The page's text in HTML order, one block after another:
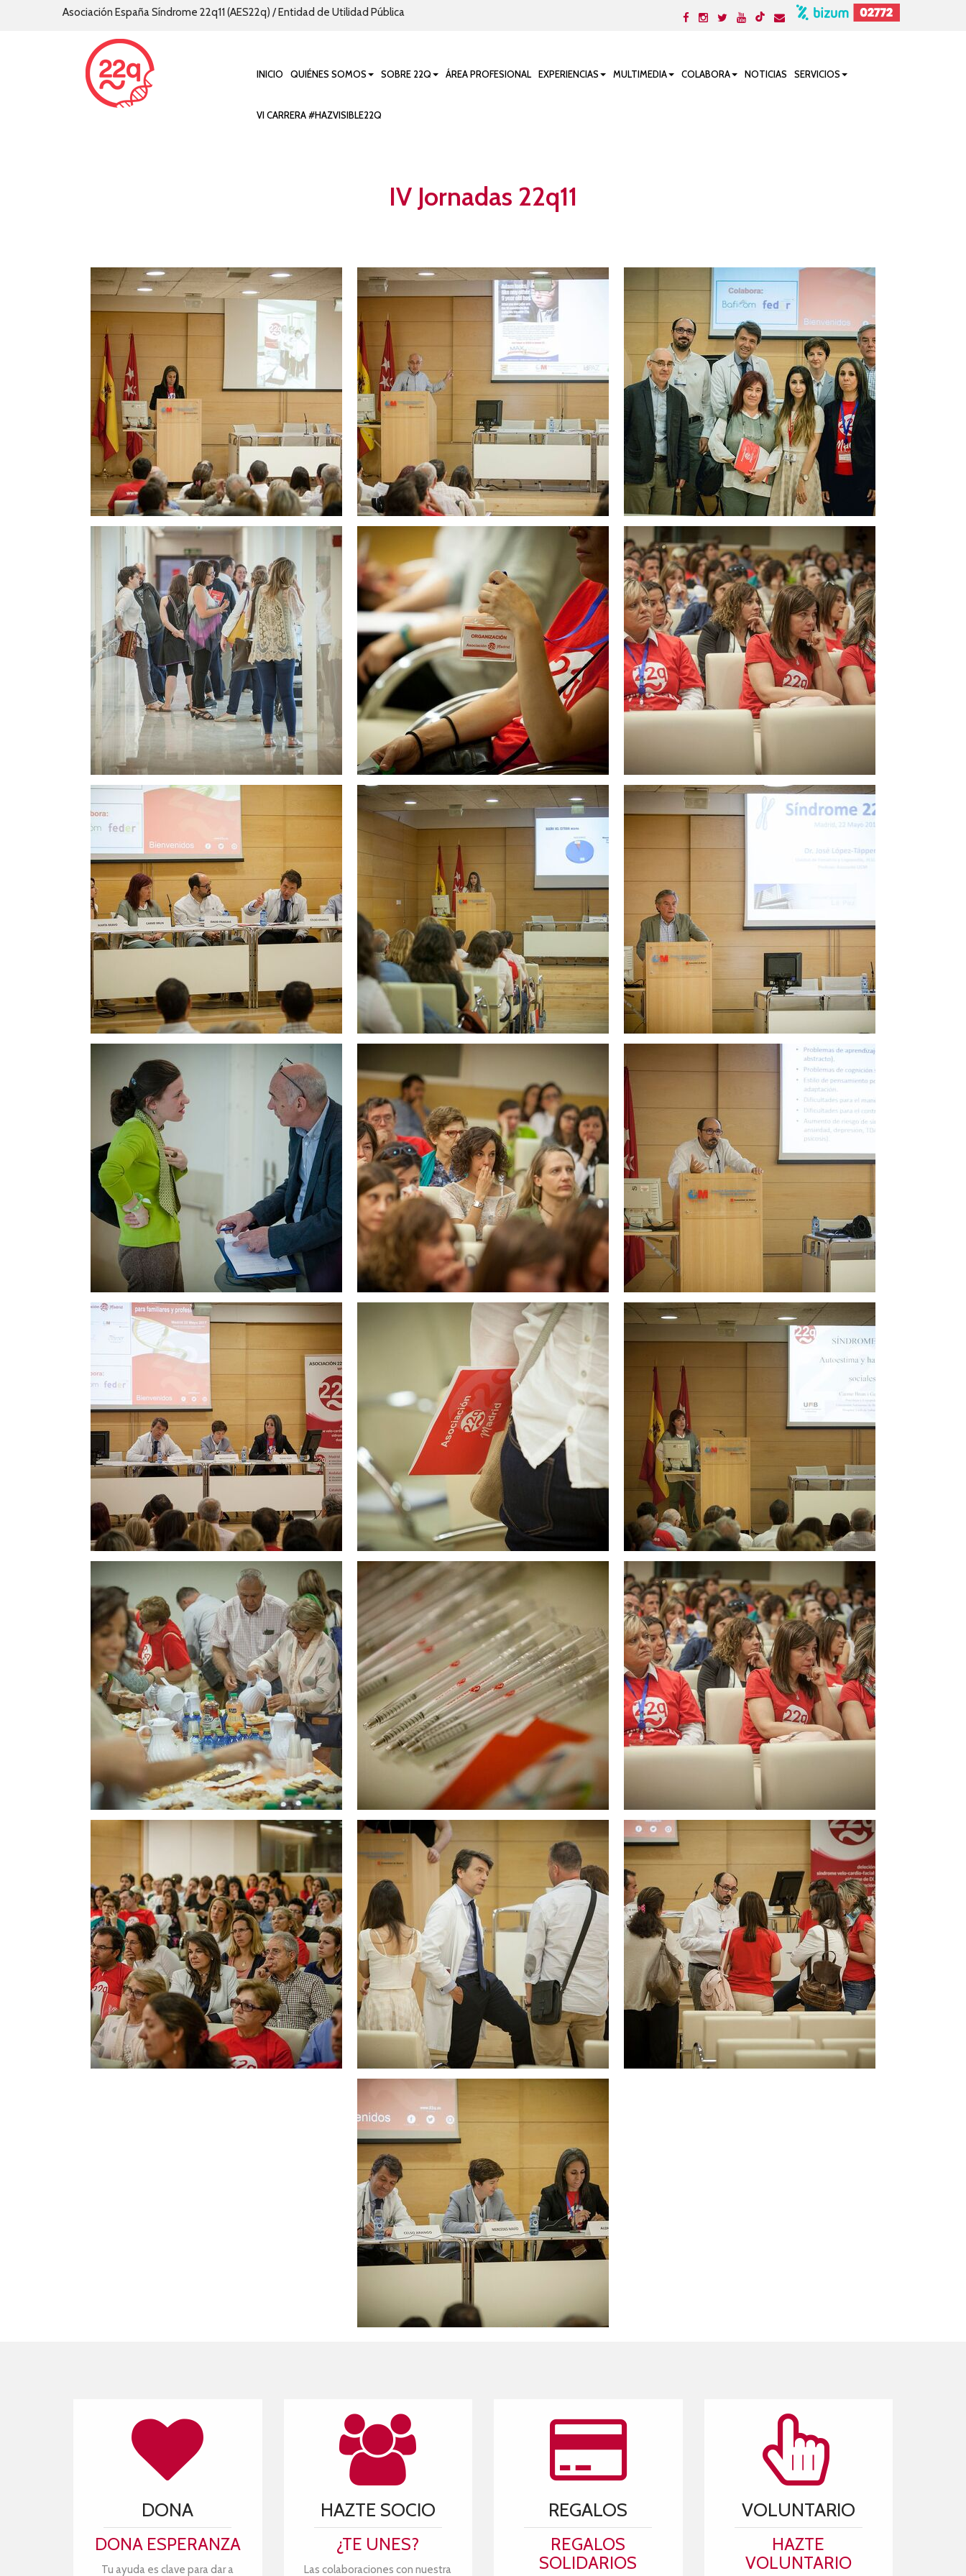
Asociación España Síndrome 22q11 (AES22q) / Entidad de Utilidad Pública
INICIO QUIÉNES SOMOS SOBRE 22Q ÁREA PROFESIONAL EXPERIENCIAS MULTIMEDIA COLABORA NOTICIAS SERVICIOS
VI CARRERA #HAZVISIBLE22Q
IV Jornadas 22q11
DONA
DONA ESPERANZA
Tu ayuda es clave para dar a
HAZTE SOCIO
¿TE UNES?
Las colaboraciones con nuestra
REGALOS
REGALOS
SOLIDARIOS
VOLUNTARIO
HAZTE
VOLUNTARIO